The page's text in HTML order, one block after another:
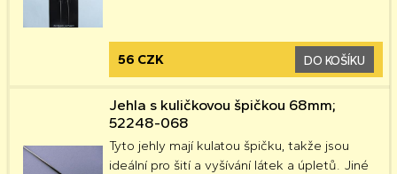
56 CZK DO KOŠÍKU
Jehla s kuličkovou špičkou 68mm;
52248-068
Tyto jehly mají kulatou špičku, takže jsou
ideální pro šití a vyšívání látek a úpletů. Jiné